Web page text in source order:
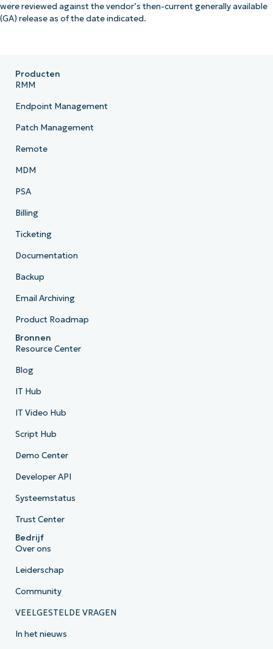
were reviewed against the vendor’s then-current generally available
(GA) release as of the date indicated.
Producten
RMM
Endpoint Management
Patch Management
Remote
MDM
PSA
Billing
Ticketing
Documentation
Backup
Email Archiving
Product Roadmap
Bronnen
Resource Center
Blog
IT Hub
IT Video Hub
Script Hub
Demo Center
Developer API
Systeemstatus
Trust Center
Bedrijf
Over ons
Leiderschap
Community
VEELGESTELDE VRAGEN
In het nieuws